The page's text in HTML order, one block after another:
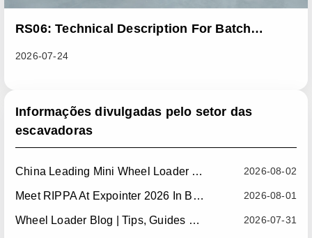
RS06: Technical Description For Batch
2026-07-24
Informações divulgadas pelo setor das
escavadoras
2026-08-02
China Leading Mini Wheel Loader Supplier: Reliable Compact Wheel Loaders For Global Markets
2026-08-01
Meet RIPPA At Expointer 2026 In Brazil
2026-07-31
Wheel Loader Blog | Tips, Guides & Attachments